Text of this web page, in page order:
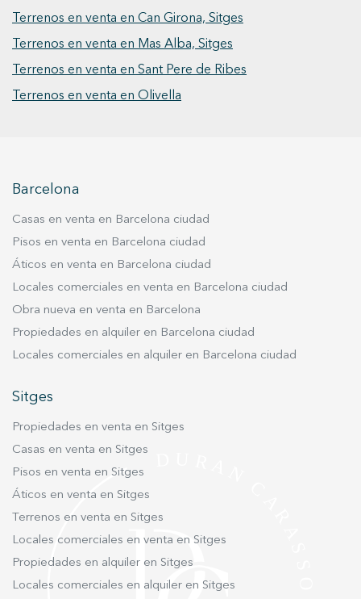
Terrenos en venta en Can Girona, Sitges
Terrenos en venta en Mas Alba, Sitges
Terrenos en venta en Sant Pere de Ribes
Terrenos en venta en Olivella
Barcelona
Casas en venta en Barcelona ciudad
Pisos en venta en Barcelona ciudad
Áticos en venta en Barcelona ciudad
Locales comerciales en venta en Barcelona ciudad
Obra nueva en venta en Barcelona
Propiedades en alquiler en Barcelona ciudad
Locales comerciales en alquiler en Barcelona ciudad
Sitges
Propiedades en venta en Sitges
Casas en venta en Sitges
Pisos en venta en Sitges
Áticos en venta en Sitges
Terrenos en venta en Sitges
Locales comerciales en venta en Sitges
Propiedades en alquiler en Sitges
Locales comerciales en alquiler en Sitges